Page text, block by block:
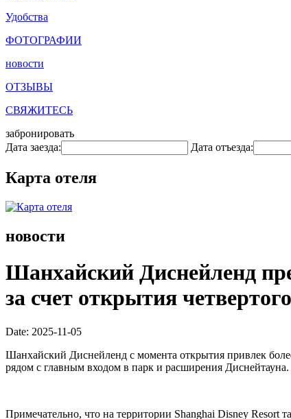
Удобства
ФОТОГРАФИИ
новости
ОТЗЫВЫ
СВЯЖИТЕСЬ
забронировать
Дата заезда:
Дата отъезда:
Карта отеля
новости
Шанхайский Диснейленд
за счет открытия
Date: 2025-11-05
Шанхайский Диснейленд с момента открытия привлек
рядом с главным входом в парк и расширения Диснейтауна.
Примечательно, что на территории Shanghai Disney Resort